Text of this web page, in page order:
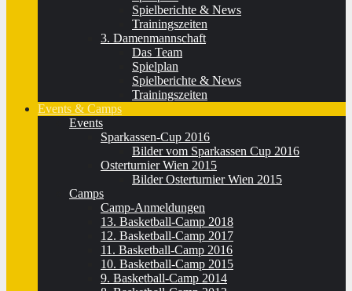
Spielberichte & News
Trainingszeiten
3. Damenmannschaft
Das Team
Spielplan
Spielberichte & News
Trainingszeiten
Events & Camps
Events
Sparkassen-Cup 2016
Bilder vom Sparkassen Cup 2016
Osterturnier Wien 2015
Bilder Osterturnier Wien 2015
Camps
Camp-Anmeldungen
13. Basketball-Camp 2018
12. Basketball-Camp 2017
11. Basketball-Camp 2016
10. Basketball-Camp 2015
9. Basketball-Camp 2014